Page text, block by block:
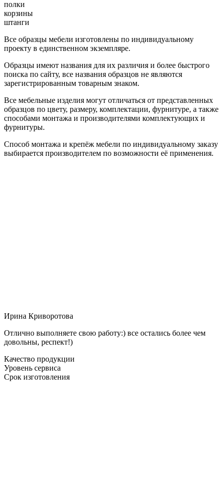
полки
корзины
штанги
Все образцы мебели изготовлены по индивидуальному
проекту в единственном экземпляре.
Образцы имеют названия для их различия и более быстрого
поиска по сайту, все названия образцов не являются
зарегистрированным товарным знаком.
Все мебельные изделия могут отличаться от представленных
образцов по цвету, размеру, комплектации, фурнитуре, а также
способами монтажа и производителями комплектующих и
фурнитуры.
Способ монтажа и крепёж мебели по индивидуальному заказу
выбирается производителем по возможности её применения.
Ирина Криворотова
Отлично выполняете свою работу:) все остались более чем
довольны, респект!)
Качество продукции
Уровень сервиса
Срок изготовления